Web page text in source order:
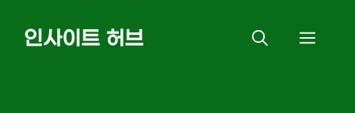
인사이트 허브